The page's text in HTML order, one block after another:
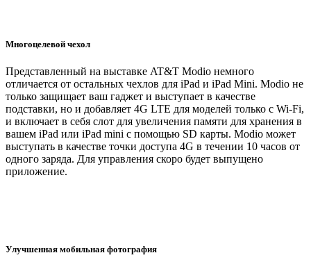
Многоцелевой чехол
Представленный на выставке AT&T Modio немного
отличается от остальных чехлов для iPad и iPad Mini. Modio не
только защищает ваш гаджет и выступает в качестве
подставки, но и добавляет 4G LTE для моделей только с Wi-Fi,
и включает в себя слот для увеличения памяти для хранения в
вашем iPad или iPad mini с помощью SD карты. Modio может
выступать в качестве точки доступа 4G в течении 10 часов от
одного заряда. Для управления скоро будет выпущено
приложение.
Улучшенная мобильная фотография